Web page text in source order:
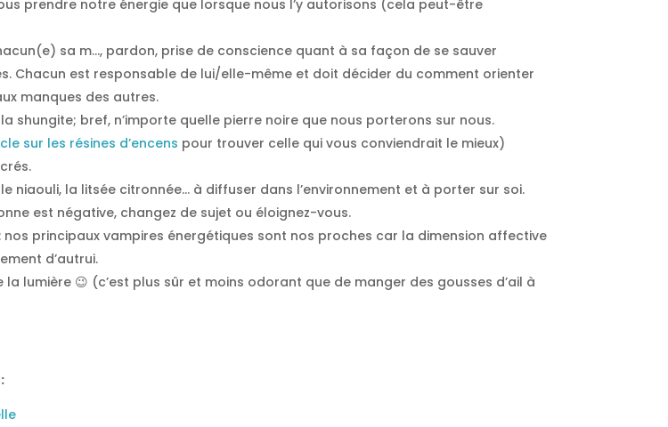
prendre notre énergie que lorsque nous l’y autorisons (cela peut-être
sa m…, pardon, prise de conscience quant à sa façon de se sauver
Chacun est responsable de lui/elle-même et doit décider du comment orienter
manques des autres.
shungite; bref, n’importe quelle pierre noire que nous porterons sur nous.
sur les résines d’encens pour trouver celle qui vous conviendrait le mieux)
niaouli, la litsée citronnée… à diffuser dans l’environnement et à porter sur soi.
est négative, changez de sujet ou éloignez-vous.
principaux vampires énergétiques sont nos proches car la dimension affective
d’autrui.
lumière 😉 (c’est plus sûr et moins odorant que de manger des gousses d’ail à